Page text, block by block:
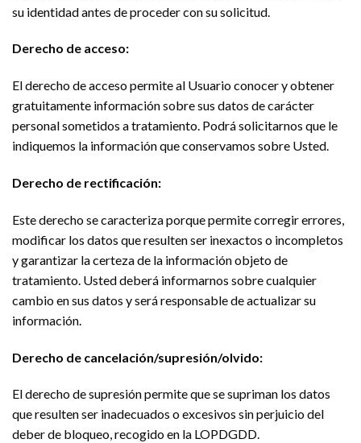
su identidad antes de proceder con su solicitud.
Derecho de acceso:
El derecho de acceso permite al Usuario conocer y obtener
gratuitamente información sobre sus datos de carácter
personal sometidos a tratamiento. Podrá solicitarnos que le
indiquemos la información que conservamos sobre Usted.
Derecho de rectificación:
Este derecho se caracteriza porque permite corregir errores,
modificar los datos que resulten ser inexactos o incompletos
y garantizar la certeza de la información objeto de
tratamiento. Usted deberá informarnos sobre cualquier
cambio en sus datos y será responsable de actualizar su
información.
Derecho de cancelación/supresión/olvido:
El derecho de supresión permite que se supriman los datos
que resulten ser inadecuados o excesivos sin perjuicio del
deber de bloqueo, recogido en la LOPDGDD.